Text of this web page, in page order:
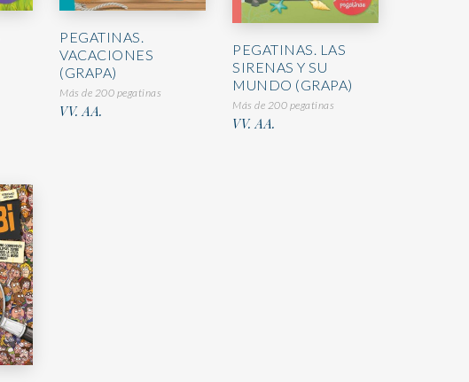
PEGATINAS.
VACACIONES
(GRAPA)
Más de 200 pegatinas
VV. AA.
PEGATINAS. LAS
SIRENAS Y SU
MUNDO (GRAPA)
Más de 200 pegatinas
VV. AA.